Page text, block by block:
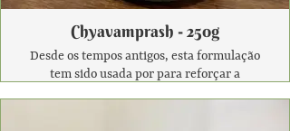
Chyavamprash - 250g
Desde os tempos antigos, esta formulação
tem sido usada por para reforçar a